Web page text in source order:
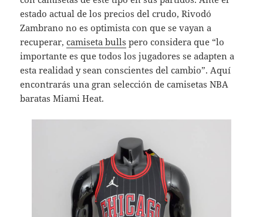
estado actual de los precios del crudo, Rivodó
Zambrano no es optimista con que se vayan a
recuperar,camiseta bulls pero considera que “lo
importante es que todos los jugadores se adapten a
esta realidad y sean conscientes del cambio”. Aquí
encontrarás una gran selección de camisetas NBA
baratas Miami Heat.